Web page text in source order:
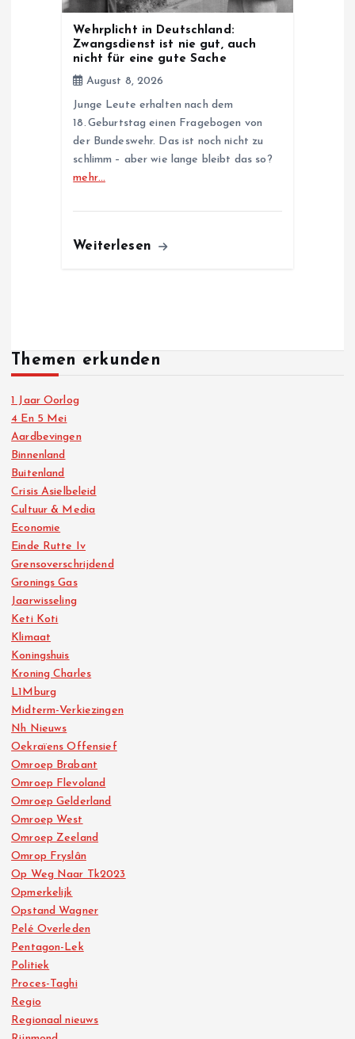
Wehrplicht in Deutschland:
Zwangsdienst ist nie gut, auch
nicht für eine gute Sache
August 8, 2026
Junge Leute erhalten nach dem
18. Geburtstag einen Fragebogen von
der Bundeswehr. Das ist noch nicht zu
schlimm – aber wie lange bleibt das so?
mehr…
Weiterlesen
Themen erkunden
1 Jaar Oorlog
4 En 5 Mei
Aardbevingen
Binnenland
Buitenland
Crisis Asielbeleid
Cultuur & Media
Economie
Einde Rutte Iv
Grensoverschrijdend
Gronings Gas
Jaarwisseling
Keti Koti
Klimaat
Koningshuis
Kroning Charles
L1Mburg
Midterm-Verkiezingen
Nh Nieuws
Oekraïens Offensief
Omroep Brabant
Omroep Flevoland
Omroep Gelderland
Omroep West
Omroep Zeeland
Omrop Fryslân
Op Weg Naar Tk2023
Opmerkelijk
Opstand Wagner
Pelé Overleden
Pentagon-Lek
Politiek
Proces-Taghi
Regio
Regionaal nieuws